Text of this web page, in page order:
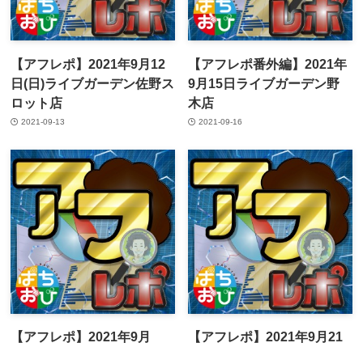
【アフレポ】2021年9月12
日(日)ライブガーデン佐野ス
ロット店
2021-09-13
【アフレポ番外編】2021年
9月15日ライブガーデン野
木店
2021-09-16
【アフレポ】2021年9月
【アフレポ】2021年9月21